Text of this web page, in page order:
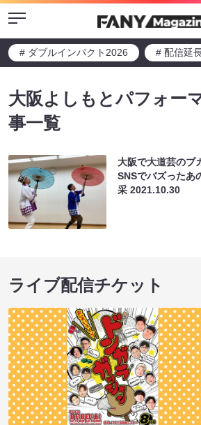
Menu
# ダブルインパクト2026 # 配信延
大阪よしもとパフォー
事一覧
大阪で大道芸のブ
SNSでバズったあ
采2021.10.30
ライブ配信チケット